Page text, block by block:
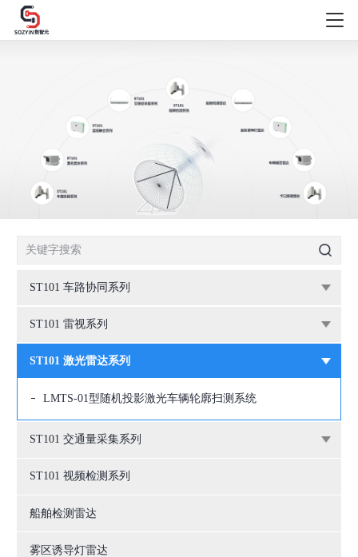
ST101 车路协同系列
ST101 雷视系列
ST101 激光雷达系列
LMTS-01型随机投影激光车辆轮廓扫测系统
ST101 交通量采集系列
ST101 视频检测系列
船舶检测雷达
雾区诱导灯雷达